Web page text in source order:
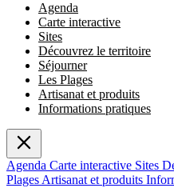
Agenda
Carte interactive
Sites
Découvrez le territoire
Séjourner
Les Plages
Artisanat et produits
Informations pratiques
Agenda Carte interactive Sites
Plages Artisanat et produits